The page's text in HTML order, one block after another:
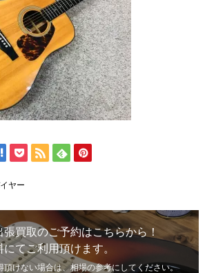
ヤー
買取のご予約はこちらから！
てご利用頂けます。
頂けない場合は、相場の参考にしてください。